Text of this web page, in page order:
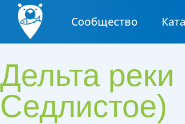
Сообщество
Дельта
Седлистое)